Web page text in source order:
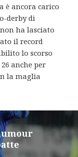
è ancora carico
derby di
ha lasciato
il record
lo scorso
anche per
la maglia